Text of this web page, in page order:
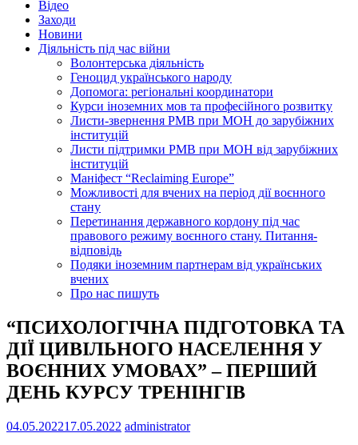
Відео
Заходи
Новини
Діяльність під час війни
Волонтерська діяльність
Геноцид українського народу
Допомога: регіональні координатори
Курси іноземних мов та професійного розвитку
Листи-звернення РМВ при МОН до зарубіжних
інституцій
Листи підтримки РМВ при МОН від зарубіжних
інституцій
Маніфест “Reclaiming Europe”
Можливості для вчених на період дії воєнного
стану
Перетинання державного кордону під час
правового режиму воєнного стану. Питання-
відповідь
Подяки іноземним партнерам від українських
вчених
Про нас пишуть
“ПСИХОЛОГІЧНА ПІДГОТОВКА ТА
ДІЇ ЦИВІЛЬНОГО НАСЕЛЕННЯ У
ВОЄННИХ УМОВАХ” – ПЕРШИЙ
ДЕНЬ КУРСУ ТРЕНІНГІВ
04.05.202217.05.2022 administrator